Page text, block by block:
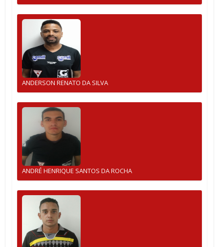
ANDERSON RENATO DA SILVA
ANDRÉ HENRIQUE SANTOS DA ROCHA